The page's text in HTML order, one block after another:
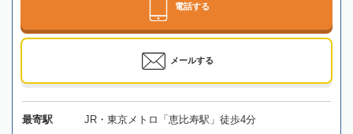
電話する
メールする
最寄駅 JR・東京メトロ「恵比寿駅」徒歩4分